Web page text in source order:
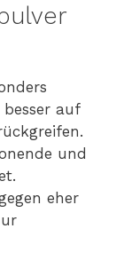
auf
und
eher